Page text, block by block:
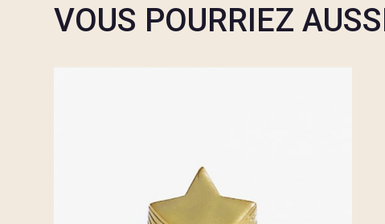
VOUS POURRIEZ